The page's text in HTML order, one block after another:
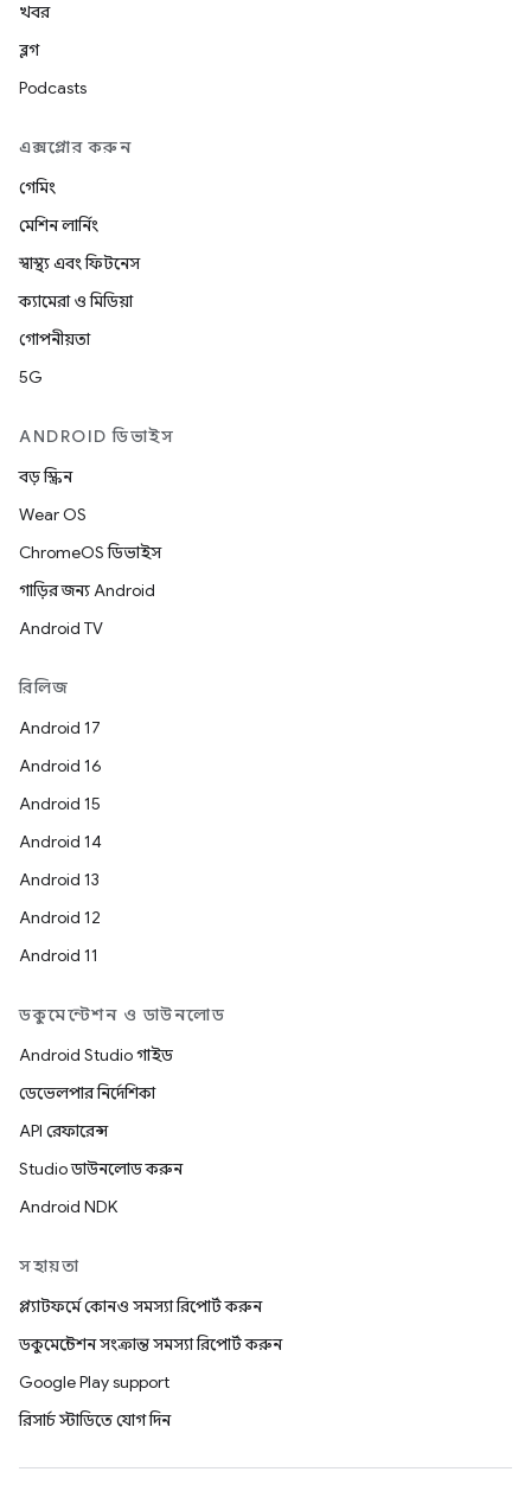
খবর
ব্লগ
Podcasts
এক্সপ্লোর করুন
গেমিং
মেশিন লার্নিং
স্বাস্থ্য এবং ফিটনেস
ক্যামেরা ও মিডিয়া
গোপনীয়তা
5G
ANDROID ডিভাইস
বড় স্ক্রিন
Wear OS
ChromeOS ডিভাইস
গাড়ির জন্য Android
Android TV
রিলিজ
Android 17
Android 16
Android 15
Android 14
Android 13
Android 12
Android 11
ডকুমেন্টেশন ও ডাউনলোড
Android Studio গাইড
ডেভেলপার নির্দেশিকা
API রেফারেন্স
Studio ডাউনলোড করুন
Android NDK
সহায়তা
প্ল্যাটফর্মে কোনও সমস্যা রিপোর্ট করুন
ডকুমেন্টেশন সংক্রান্ত সমস্যা রিপোর্ট করুন
Google Play support
রিসার্চ স্টাডিতে যোগ দিন